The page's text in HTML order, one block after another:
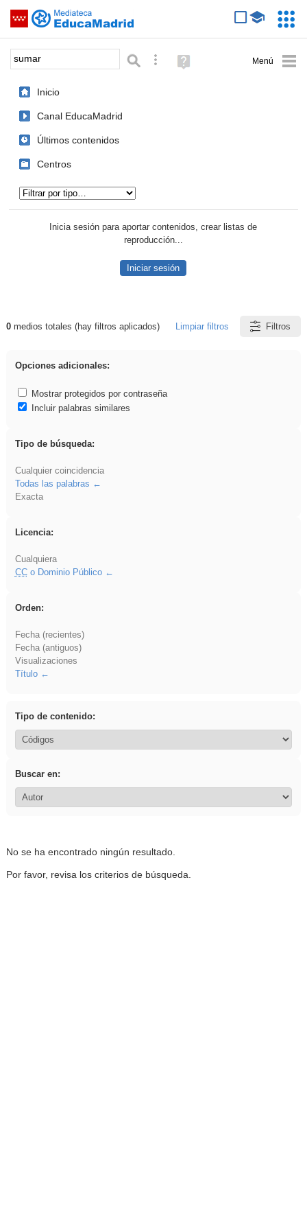
Saltar navegación
Palabra o frase: Búsqueda avanzada
Ayuda
(en
Inicio
Canal EducaMadrid
Últimos contenidos
Centros
Inicia sesión para aportar contenidos, crear listas de
reproducción...
Iniciar sesión
Resultados de: sumar
0medios totales (hay filtros aplicados) Limpiar filtros Filtros
Opciones adicionales:
Mostrar protegidos por contraseña
Incluir palabras similares
Tipo de búsqueda:
Cualquier coincidencia
Todas las palabras
Exacta
Licencia:
Cualquiera
CCo Dominio Público
Orden:
Fecha (recientes)
Fecha (antiguos)
Visualizaciones
Título
Tipo de contenido:
Buscar en:
No se ha encontrado ningún resultado.
Por favor, revisa los criterios de búsqueda.